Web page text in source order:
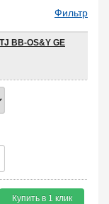
Фильтр
BB-OS&Y GE
Купить в 1 клик